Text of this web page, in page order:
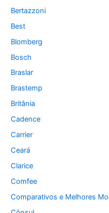
Bertazzoni
Best
Blomberg
Bosch
Braslar
Brastemp
Britânia
Cadence
Carrier
Ceará
Clarice
Comfee
Comparativos e Melhores